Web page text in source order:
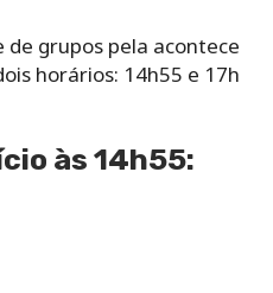
grupos pela acontece
horários: 14h55 e 17h
às 14h55: